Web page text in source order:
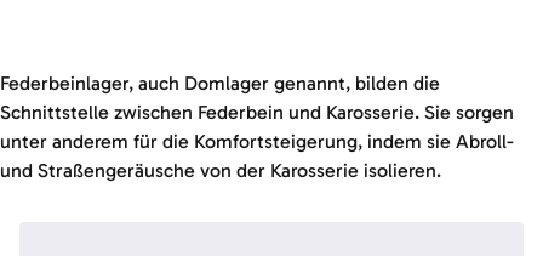
Federbeinlager, auch Domlager genannt, bilden die
Schnittstelle zwischen Federbein und Karosserie. Sie sorgen
unter anderem für die Komfortsteigerung, indem sie Abroll-
und Straßengeräusche von der Karosserie isolieren.